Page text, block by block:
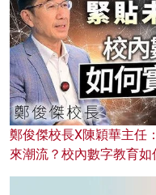
鄭俊傑校長X陳穎華主任
來潮流？校內數字教育如